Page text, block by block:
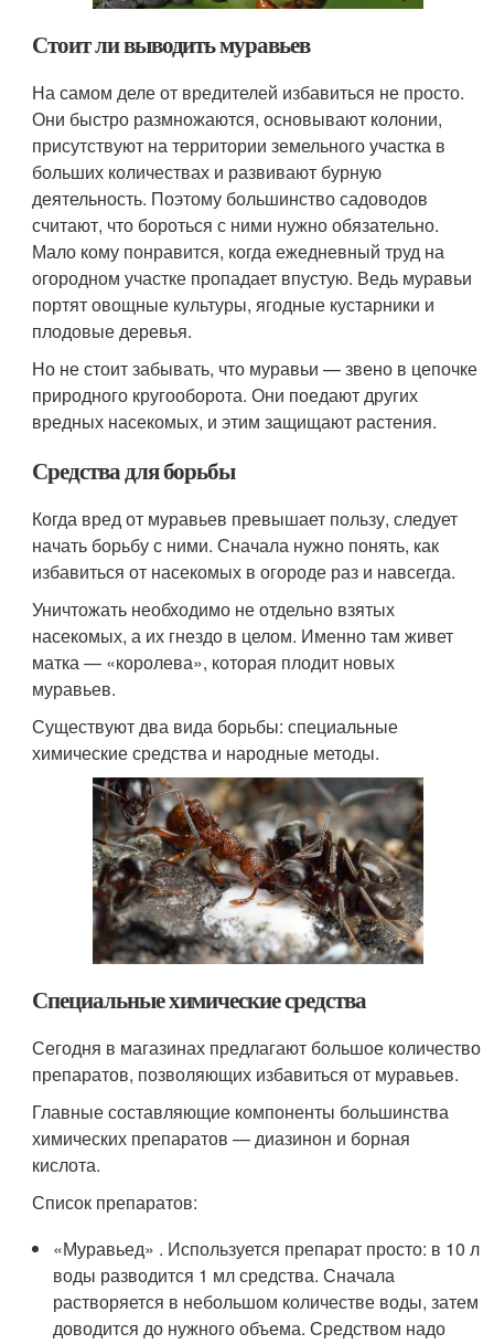
Стоит ли выводить муравьев
На самом деле от вредителей избавиться не просто.
Они быстро размножаются, основывают колонии,
присутствуют на территории земельного участка в
больших количествах и развивают бурную
деятельность. Поэтому большинство садоводов
считают, что бороться с ними нужно обязательно.
Мало кому понравится, когда ежедневный труд на
огородном участке пропадает впустую. Ведь муравьи
портят овощные культуры, ягодные кустарники и
плодовые деревья.
Но не стоит забывать, что муравьи — звено в цепочке
природного кругооборота. Они поедают других
вредных насекомых, и этим защищают растения.
Средства для борьбы
Когда вред от муравьев превышает пользу, следует
начать борьбу с ними. Сначала нужно понять, как
избавиться от насекомых в огороде раз и навсегда.
Уничтожать необходимо не отдельно взятых
насекомых, а их гнездо в целом. Именно там живет
матка — «королева», которая плодит новых
муравьев.
Существуют два вида борьбы: специальные
химические средства и народные методы.
Специальные химические средства
Сегодня в магазинах предлагают большое количество
препаратов, позволяющих избавиться от муравьев.
Главные составляющие компоненты большинства
химических препаратов — диазинон и борная
кислота.
Список препаратов:
«Муравьед» . Используется препарат просто: в 10 л
воды разводится 1 мл средства. Сначала
растворяется в небольшом количестве воды, затем
доводится до нужного объема. Средством надо